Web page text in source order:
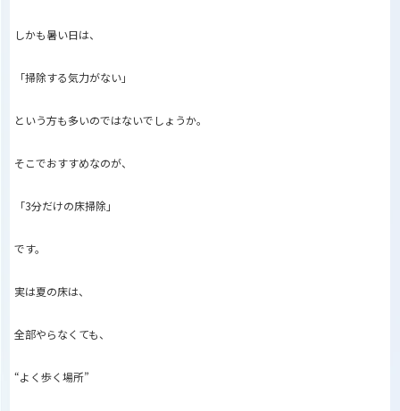
しかも暑い日は、
「掃除する気力がない」
という方も多いのではないでしょうか。
そこでおすすめなのが、
「3分だけの床掃除」
です。
実は夏の床は、
全部やらなくても、
“よく歩く場所”